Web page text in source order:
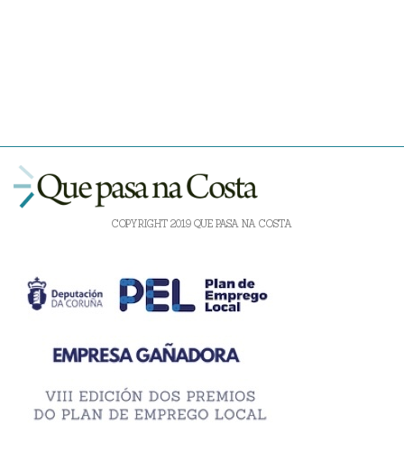
COPYRIGHT 2019 QUE PASA NA COSTA